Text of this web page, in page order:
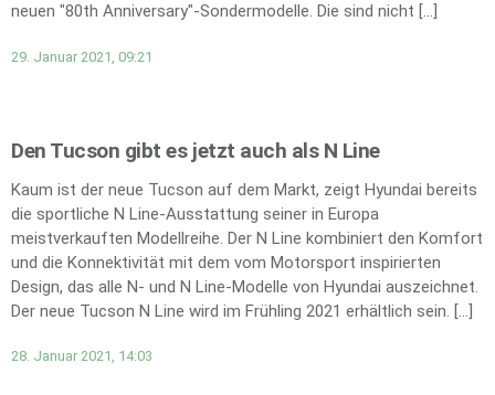
neuen "80th Anniversary"-Sondermodelle. Die sind nicht […]
29. Januar 2021, 09:21
Den Tucson gibt es jetzt auch als N Line
Kaum ist der neue Tucson auf dem Markt, zeigt Hyundai bereits
die sportliche N Line-Ausstattung seiner in Europa
meistverkauften Modellreihe. Der N Line kombiniert den Komfort
und die Konnektivität mit dem vom Motorsport inspirierten
Design, das alle N- und N Line-Modelle von Hyundai auszeichnet.
Der neue Tucson N Line wird im Frühling 2021 erhältlich sein. […]
28. Januar 2021, 14:03